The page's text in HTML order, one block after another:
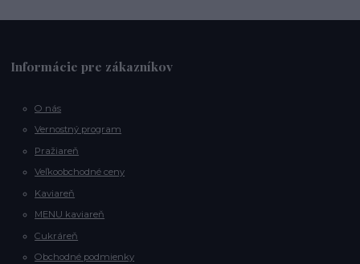
Informácie pre zákazníkov
O nás
Vernostný program
Pražiareň
Veľkoobchodné ceny
Kaviareň
MENU kaviareň
Cukráreň
Obchodné podmienky